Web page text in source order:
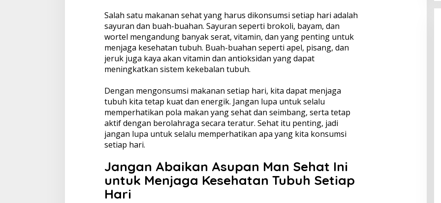
Salah satu makanan sehat yang harus dikonsumsi setiap hari adalah
sayuran dan buah-buahan. Sayuran seperti brokoli, bayam, dan
wortel mengandung banyak serat, vitamin, dan yang penting untuk
menjaga kesehatan tubuh. Buah-buahan seperti apel, pisang, dan
jeruk juga kaya akan vitamin dan antioksidan yang dapat
meningkatkan sistem kekebalan tubuh.
Dengan mengonsumsi makanan setiap hari, kita dapat menjaga
tubuh kita tetap kuat dan energik. Jangan lupa untuk selalu
memperhatikan pola makan yang sehat dan seimbang, serta tetap
aktif dengan berolahraga secara teratur. Sehat itu penting, jadi
jangan lupa untuk selalu memperhatikan apa yang kita konsumsi
setiap hari.
Jangan Abaikan Asupan Man Sehat Ini
untuk Menjaga Kesehatan Tubuh Setiap
Hari